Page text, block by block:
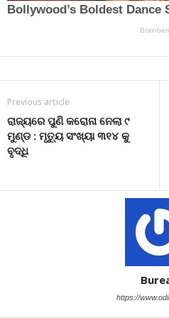
Previous article
ରାଜ୍ୟରେ ପୁଣି କରୋନା ନେଲା ୯
ମୁଣ୍ଡ : ମୃତ୍ୟୁ ସଂଖ୍ୟା ୩୧୪ କୁ
ବୃଦ୍ଧି
https://